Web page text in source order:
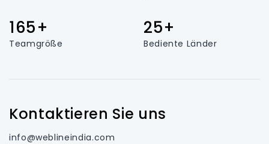
165+
Teamgröße
25+
Bediente Länder
Kontaktieren Sie uns
info@weblineindia.com